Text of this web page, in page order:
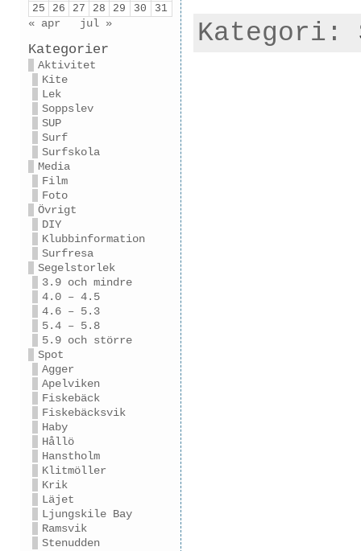
25
26 27 28 29 30 31
« apr jul »
Kategorier
Aktivitet
Kite
Lek
Soppslev
SUP
Surf
Surfskola
Media
Film
Foto
Övrigt
DIY
Klubbinformation
Surfresa
Segelstorlek
3.9 och mindre
4.0 – 4.5
4.6 – 5.3
5.4 – 5.8
5.9 och större
Spot
Agger
Apelviken
Fiskebäck
Fiskebäcksvik
Haby
Hållö
Hanstholm
Klitmöller
Krik
Läjet
Ljungskile Bay
Ramsvik
Stenudden
Kategori: